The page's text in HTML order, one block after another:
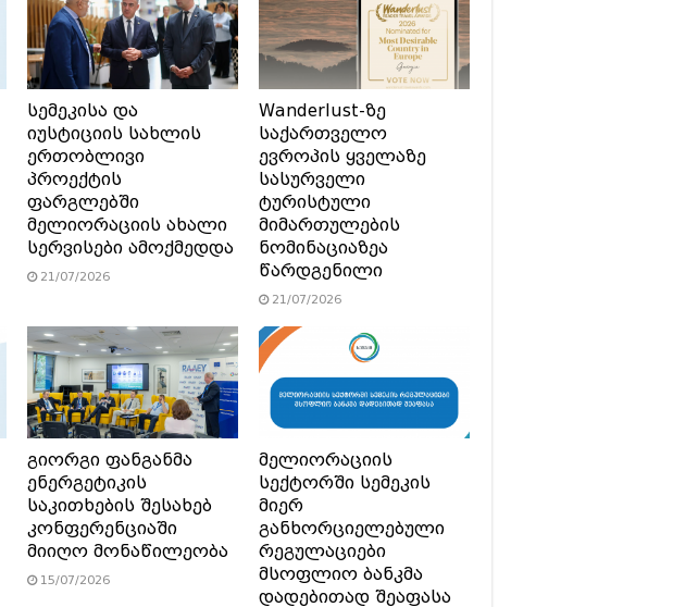
სემეკისა და
იუსტიციის სახლის
ერთობლივი
პროექტის
ფარგლებში
მელიორაციის ახალი
სერვისები ამოქმედდა
21/07/2026
Wanderlust-ზე
საქართველო
ევროპის ყველაზე
სასურველი
ტურისტული
მიმართულების
ნომინაციაზეა
წარდგენილი
21/07/2026
გიორგი ფანგანმა
ენერგეტიკის
საკითხების შესახებ
კონფერენციაში
მიიღო მონაწილეობა
15/07/2026
მელიორაციის
სექტორში სემეკის
მიერ
განხორციელებული
რეგულაციები
მსოფლიო ბანკმა
დადებითად შეაფასა